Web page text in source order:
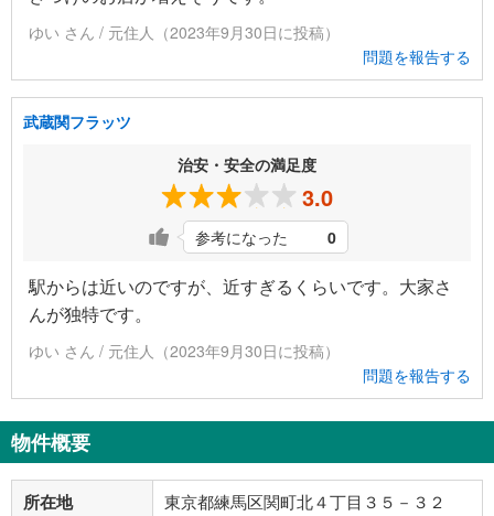
ゆい さん / 元住人（2023年9月30日に投稿）
問題を報告する
武蔵関フラッツ
治安・安全の満足度
3.0
参考になった 0
駅からは近いのですが、近すぎるくらいです。大家さ
んが独特です。
ゆい さん / 元住人（2023年9月30日に投稿）
問題を報告する
物件概要
所在地 東京都練馬区関町北４丁目３５－３２